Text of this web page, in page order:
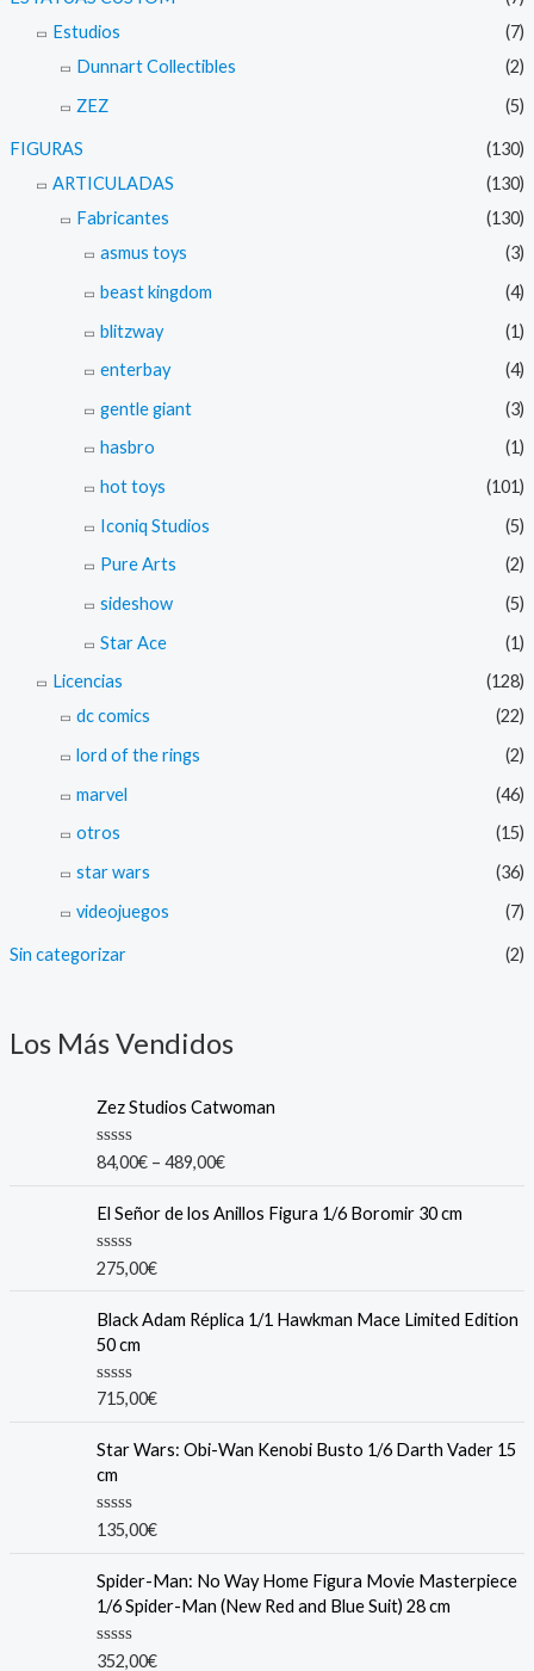
Estudios
(7)
Dunnart Collectibles
(2)
ZEZ
(5)
FIGURAS
(130)
ARTICULADAS
(130)
Fabricantes
(130)
asmus toys
(3)
beast kingdom
(4)
blitzway
(1)
enterbay
(4)
gentle giant
(3)
hasbro
(1)
hot toys
(101)
Iconiq Studios
(5)
Pure Arts
(2)
sideshow
(5)
Star Ace
(1)
Licencias
(128)
dc comics
(22)
lord of the rings
(2)
marvel
(46)
otros
(15)
star wars
(36)
videojuegos
(7)
Sin categorizar (2)
Los Más Vendidos
Zez Studios Catwoman
R
e
0
o
u
o
f
5
84,00€– 489,00€
El Señor de los Anillos Figura 1/6 Boromir 30 cm
R
e
0
o
u
t
5
275,00€
Black Adam Réplica 1/1 Hawkman Mace Limited Edition
50 cm
R
e
0
o
t
5
715,00€
Star Wars: Obi-Wan Kenobi Busto 1/6 Darth Vader 15
cm
R
e
d
0
o
u
t
135,00€
Spider-Man: No Way Home Figura Movie Masterpiece
1/6 Spider-Man (New Red and Blue Suit) 28 cm
R
352,00€